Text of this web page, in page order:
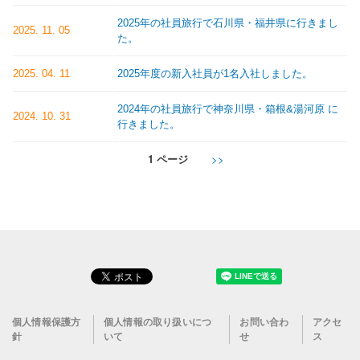
2025. 11. 05
2025年の社員旅行で石川県・福井県に行きまし
た。
2025. 04. 11 2025年度の新入社員が1名入社しました。
2024. 10. 31
2024年の社員旅行で神奈川県・箱根&湯河原 に
行きました。
1 ページ
次
>>
Footer
menu
個人情報保護方
針
個人情報の取り扱いにつ
いて
お問い合わ
せ
アクセ
ス